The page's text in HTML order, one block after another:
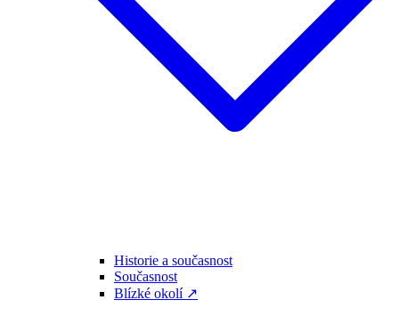
Historie a současnost
Současnost
Blízké okolí ↗